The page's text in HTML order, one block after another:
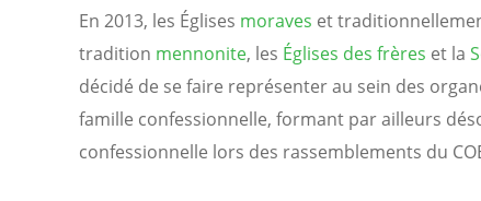
En 2013, les Églises moraves et
tradition mennonite, les Églises des frères et la
décidé de se faire représenter au sein des
famille confessionnelle, formant par ailleurs
confessionnelle lors des rassemblements du